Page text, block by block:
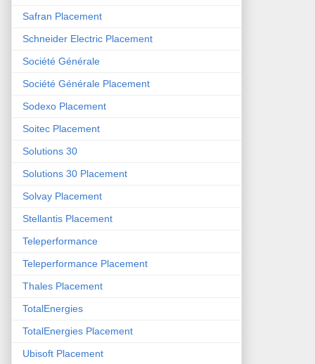
Safran Placement
Schneider Electric Placement
Société Générale
Société Générale Placement
Sodexo Placement
Soitec Placement
Solutions 30
Solutions 30 Placement
Solvay Placement
Stellantis Placement
Teleperformance
Teleperformance Placement
Thales Placement
TotalEnergies
TotalEnergies Placement
Ubisoft Placement